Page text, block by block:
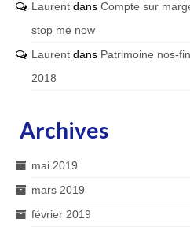
Laurent dans Compte sur
stop me now
Laurent dans Patrimoine nos-
2018
Archives
mai 2019
mars 2019
février 2019